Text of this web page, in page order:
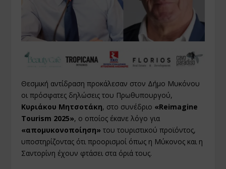
Θεσμική αντίδραση προκάλεσαν στον Δήμο Μυκόνου
οι πρόσφατες δηλώσεις του Πρωθυπουργού,
Κυριάκου Μητσοτάκη, στο συνέδριο «Reimagine
Tourism 2025», ο οποίος έκανε λόγο για
«απομυκονοποίηση» του τουριστικού προϊόντος,
υποστηρίζοντας ότι προορισμοί όπως η Μύκονος και η
Σαντορίνη έχουν φτάσει στα όριά τους.